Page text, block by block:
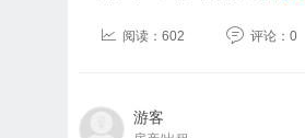
阅读：602 评论：0
游客